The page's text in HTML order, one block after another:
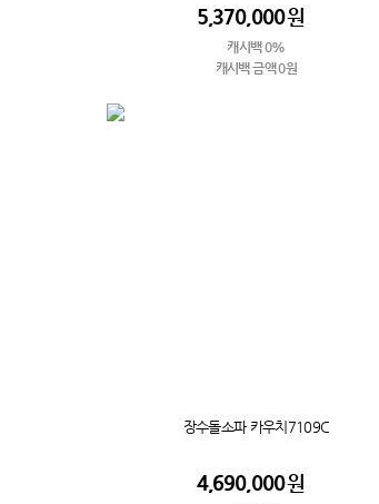
5,370,000원
캐시백 0%
캐시백 금액 0원
장수돌소파 카우치7109C
4,690,000원